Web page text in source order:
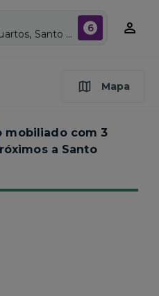
Compartilhado, 3+ Quartos, Santo Amaro, Vagas de garagem: Sim, Mobiliado, Piscina 6
Mapa
mobiliado com 3
a Santo